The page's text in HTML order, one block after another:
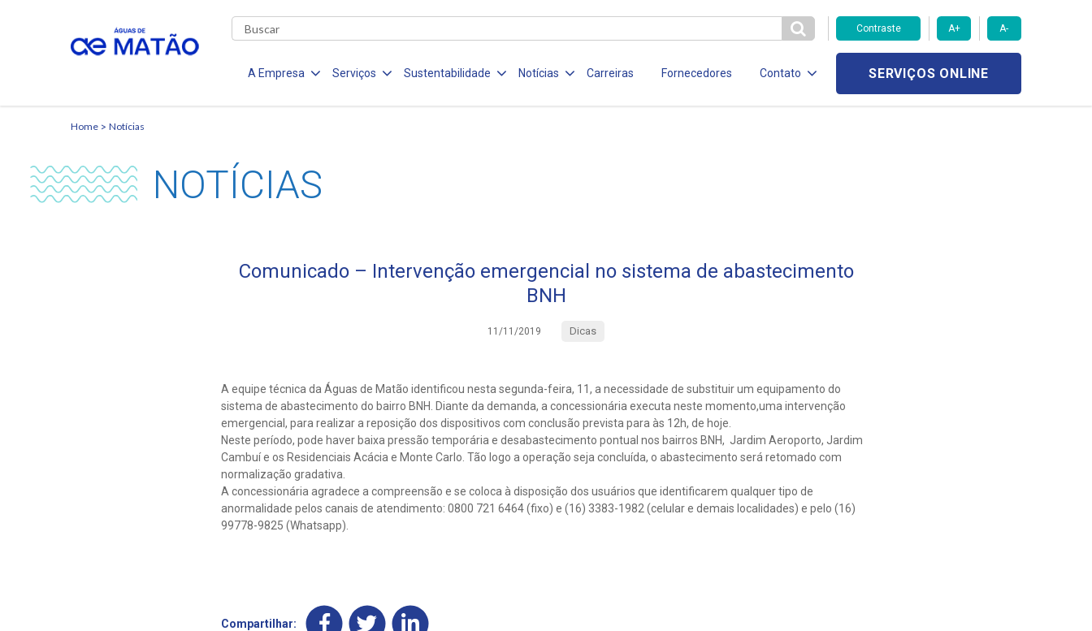
Contraste A+ A-
A Empresa Serviços Sustentabilidade Notícias Carreiras Fornecedores Contato SERVIÇOS ONLINE
Home Notícias
NOTÍCIAS
Comunicado – Intervenção emergencial no sistema de abastecimento
BNH
11/11/2019 Dicas
A equipe técnica da Águas de Matão identificou nesta segunda-feira, 11, a necessidade de substituir um equipamento do
sistema de abastecimento do bairro BNH. Diante da demanda, a concessionária executa neste momento,uma intervenção
emergencial, para realizar a reposição dos dispositivos com conclusão prevista para às 12h, de hoje.
Neste período, pode haver baixa pressão temporária e desabastecimento pontual nos bairros BNH, Jardim Aeroporto, Jardim
Cambuí e os Residenciais Acácia e Monte Carlo. Tão logo a operação seja concluída, o abastecimento será retomado com
normalização gradativa.
A concessionária agradece a compreensão e se coloca à disposição dos usuários que identificarem qualquer tipo de
anormalidade pelos canais de atendimento: 0800 721 6464 (fixo) e (16) 3383-1982 (celular e demais localidades) e pelo (16)
99778-9825 (Whatsapp).
Compartilhar: